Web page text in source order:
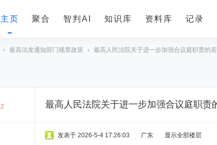
主页 聚合 智判AI 知识库 资料库 记录
› 最高法发通知部门规章政策 › 最高人民法院关于进一步加强合议庭职责的
2 最高人民法院关于进一步加强合议庭职责
发表于 2026-5-4 17:26:03 广东 显示全部楼层